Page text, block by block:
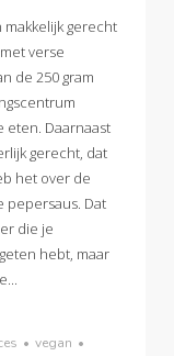
makkelijk gerecht
verse
de 250 gram
eten. Daarnaast
gerecht, dat
het over de
pepersaus. Dat
die je
hebt, maar
• vegan •